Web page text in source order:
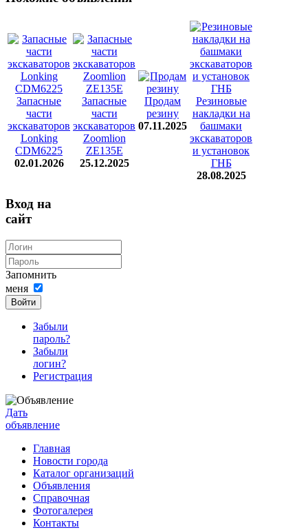
Запасные
части
экскаваторов
Lonking
CDM6225
02.01.2026
Запасные
части
экскаваторов
Zoomlion
ZE135E
25.12.2025
Продам
резину
07.11.2025
Резиновые
накладки на
башмаки
экскаваторов
и установок
ГНБ
28.08.2025
Вход на
сайт
Запомнить
меня
Войти
Забыли
пароль?
Забыли
логин?
Регистрация
Дать
объявление
Главная
Новости города
Каталог организаций
Объявления
Справочная
Фотогалерея
Контакты